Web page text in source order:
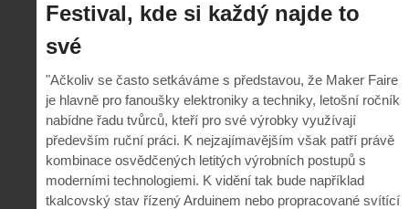
Festival, kde si každý najde to
své
"Ačkoliv se často setkáváme s představou, že Maker Faire
je hlavně pro fanoušky elektroniky a techniky, letošní ročník
nabídne řadu tvůrců, kteří pro své výrobky využívají
především ruční práci. K nejzajímavějším však patří právě
kombinace osvědčených letitých výrobních postupů s
moderními technologiemi. K vidění tak bude například
tkalcovský stav řízený Arduinem nebo propracované svítící